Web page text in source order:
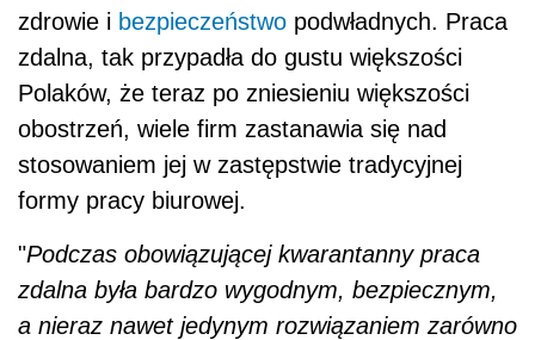
zdrowie i bezpieczeństwo podwładnych. Praca
zdalna, tak przypadła do gustu większości
Polaków, że teraz po zniesieniu większości
obostrzeń, wiele firm zastanawia się nad
stosowaniem jej w zastępstwie tradycyjnej
formy pracy biurowej.
"Podczas obowiązującej kwarantanny praca
zdalna była bardzo wygodnym, bezpiecznym,
a nieraz nawet jedynym rozwiązaniem zarówno